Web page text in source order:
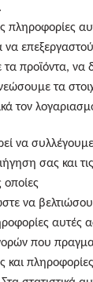
πληροφορίες
να
προϊόντα, να
τα
τον
να
σας και
οποίες
να
αυτές
που
και